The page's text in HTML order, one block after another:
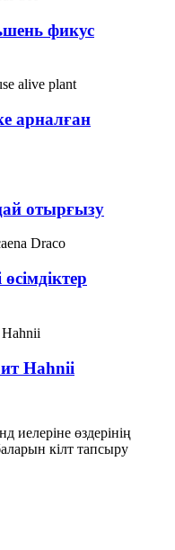
фикус
арналған
отырғызу
Hahnii
иелеріне өздерінің
кілт тапсыру